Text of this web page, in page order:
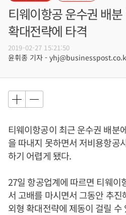
티웨이항공 운수권 배
확대전략에 타격
2019-02-27 15:21:50
윤휘종 기자 -
티웨이항공이 최근 운수권 배분
을 따내지 못하면서 저비용항공
하기 어렵게 됐다.
27일 항공업계에 따르면 티웨이
서 고배를 마시면서 그동안 추
외형 확대전략에 제동이 걸릴 수